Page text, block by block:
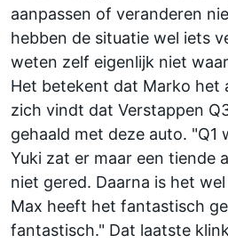
aanpassen of veranderen
hebben de situatie wel iets
weten zelf eigenlijk niet
Het betekent dat Marko het
zich vindt dat Verstappen
gehaald met deze auto. "Q1
Yuki zat er maar een tiende
niet gered. Daarna is het
Max heeft het fantastisch
fantastisch." Dat laatste